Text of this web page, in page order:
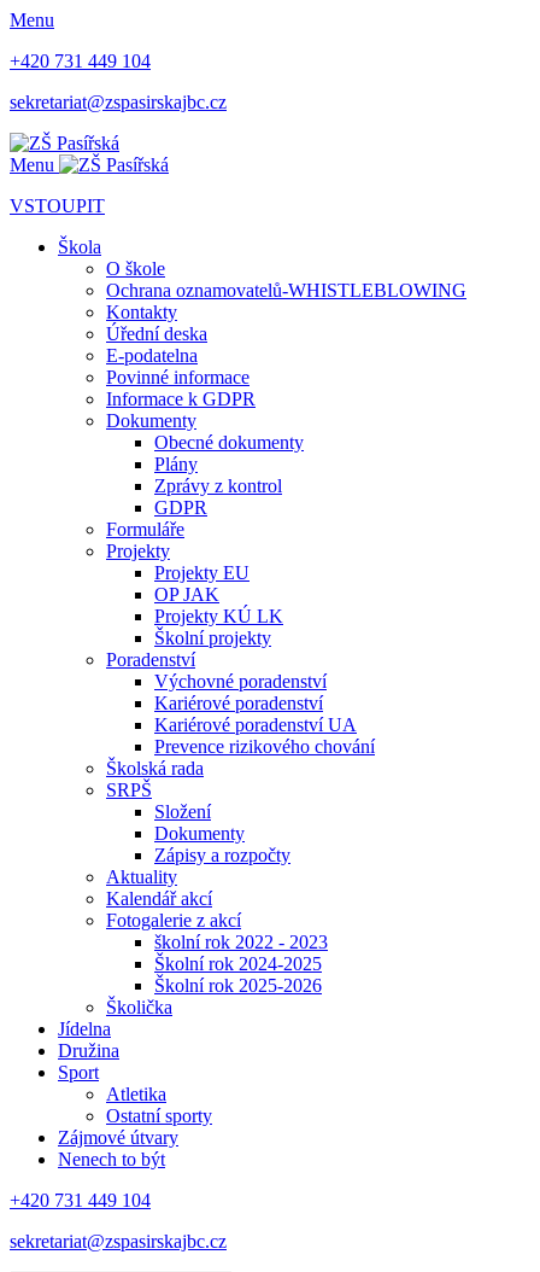
Menu
+420 731 449 104
sekretariat@zspasirskajbc.cz
Menu
VSTOUPIT
Škola
O škole
Ochrana oznamovatelů-WHISTLEBLOWING
Kontakty
Úřední deska
E-podatelna
Povinné informace
Informace k GDPR
Dokumenty
Obecné dokumenty
Plány
Zprávy z kontrol
GDPR
Formuláře
Projekty
Projekty EU
OP JAK
Projekty KÚ LK
Školní projekty
Poradenství
Výchovné poradenství
Kariérové poradenství
Kariérové poradenství UA
Prevence rizikového chování
Školská rada
SRPŠ
Složení
Dokumenty
Zápisy a rozpočty
Aktuality
Kalendář akcí
Fotogalerie z akcí
školní rok 2022 - 2023
Školní rok 2024-2025
Školní rok 2025-2026
Školička
Jídelna
Družina
Sport
Atletika
Ostatní sporty
Zájmové útvary
Nenech to být
+420 731 449 104
sekretariat@zspasirskajbc.cz